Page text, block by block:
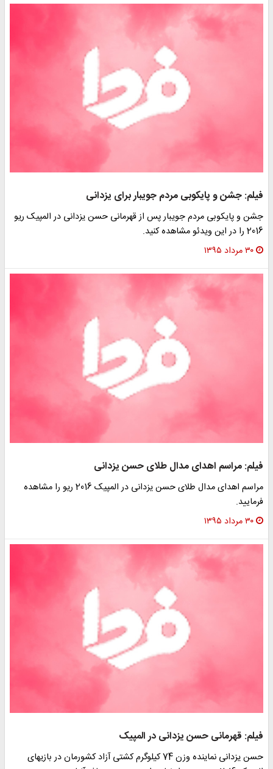
فیلم: جشن و پایکوبی مردم جویبار برای یزدانی
جشن و پایکوبی مردم جویبار پس از قهرمانی حسن یزدانی در المپیک ریو
2016 را در این ویدئو مشاهده کنید.
۳۰ مرداد ۱۳۹۵
فیلم: مراسم اهدای مدال طلای حسن یزدانی
مراسم اهدای مدال طلای حسن یزدانی در المپیک 2016 ریو را مشاهده
فرمایید.
۳۰ مرداد ۱۳۹۵
فیلم: قهرمانی حسن یزدانی در المپیک
حسن یزدانی نماینده وزن 74 کیلوگرم کشتی آزاد کشورمان در بازی‎های